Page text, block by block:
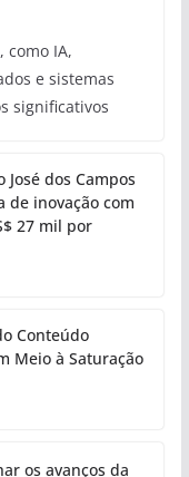
como IA,
e sistemas
significativos
José dos Campos
de inovação com
27 mil por
Conteúdo
Meio à Saturação
os avanços da